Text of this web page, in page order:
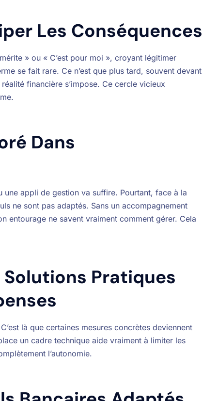
Les Conséquences
» ou « C’est pour moi », croyant légitimer
se fait rare. Ce n’est que plus tard, souvent devant
financière s’impose. Ce cercle vicieux
Dans
une appli de gestion va suffire. Pourtant, face à la
ne sont pas adaptés. Sans un accompagnement
entourage ne savent vraiment comment gérer. Cela
Pratiques
là que certaines mesures concrètes deviennent
un cadre technique aide vraiment à limiter les
l’autonomie.